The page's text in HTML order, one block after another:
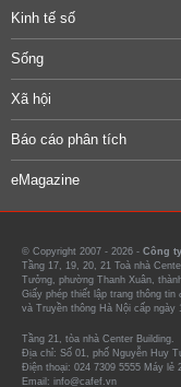
Kinh tế số
Sống
Xã hội
Báo cáo phân tích
eMagazine
© Copyright 2007 - 2026 - Công
Tầng 17, 19, 20, 21 Toà nhà
Tưởng, phường Thanh Xuân,
Giấy phép thiết lập trang thông
và Truyền thông Hà Nội cấp ngày
Tầng 21, tòa nhà Center Building.
Địa chỉ: Số 01, phố Nguyễn Huy
Điện thoại: 024 7309 5555 Máy lẻ
Email: info@cafef.vn